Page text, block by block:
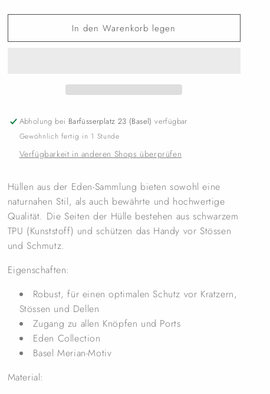
In den Warenkorb legen
Abholung bei Barfüsserplatz 23 (Basel) verfügbar
Gewöhnlich fertig in 1 Stunde
Verfügbarkeit in anderen Shops überprüfen
Hüllen aus der Eden-Sammlung bieten sowohl eine
naturnahen Stil, als auch bewährte und hochwertige
Qualität. Die Seiten der Hülle bestehen aus schwarzem
TPU (Kunststoff) und schützen das Handy vor Stössen
und Schmutz.
Eigenschaften:
Robust, für einen optimalen Schutz vor Kratzern,
Stössen und Dellen
Zugang zu allen Knöpfen und Ports
Eden Collection
Basel Merian-Motiv
Material: